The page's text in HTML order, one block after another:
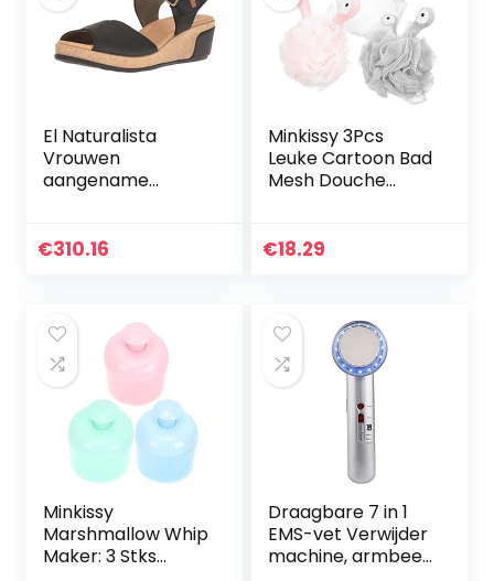
El Naturalista
Vrouwen
aangename
€310.16
Minkissy 3Pcs
Leuke Cartoon Bad
Mesh Douche
Ballen Exfoliërende
€18.29
Minkissy
Marshmallow Whip
Maker: 3 Stks
Draagbare 7 in 1
EMS-vet Verwijder
machine, armbeen